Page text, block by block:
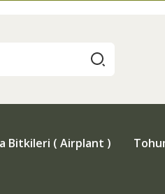
Bitkileri ( Airplant )